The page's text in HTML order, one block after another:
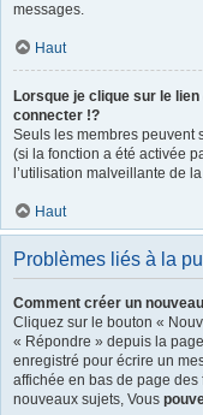
messages.
Haut
Lorsque je clique sur le lien
connecter !?
Seuls les membres peuvent
(si la fonction a été activée
l’utilisation malveillante de
Haut
Problèmes liés à la
Comment créer un
Cliquez sur le bouton «
« Répondre » depuis la
enregistré pour écrire un
affichée en bas de page des
nouveaux sujets, Vous